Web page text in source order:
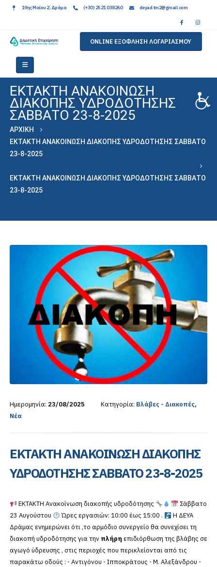
19ης Μαϊου 2, Δράμα (+30) 2521 038260 deyad.tm2@gmail.com
ONLINE ΕΞΟΦΛΗΣΗ ΛΟΓΑΡΙΑΣΜΟΥ
ΕΚΤΑΚΤΗ ΑΝΑΚΟΙΝΩΣΗ
ΔΙΑΚΟΠΗΣ ΥΔΡΟΔΟΤΗΣΗΣ
ΣΑΒΒΑΤΟ 23-8-2025
ΑΡΧΙΚΉ
ΕΚΤΑΚΤΗ ΑΝΑΚΟΙΝΩΣΗ ΔΙΑΚΟΠΗΣ ΥΔΡΟΔΟΤΗΣΗΣ ΣΑΒΒΑΤΟ
23-8-2025
ΕΚΤΑΚΤΗ ΑΝΑΚΟΙΝΩΣΗ ΔΙΑΚΟΠΗΣ ΥΔΡΟΔΟΤΗΣΗΣ ΣΑΒΒΑΤΟ
23-8-2025
Ημερομηνία: 23/08/2025 Κατηγορία: Βλάβες - Διακοπές,
Νέα
ΕΚΤΑΚΤΗ ΑΝΑΚΟΙΝΩΣΗ ΔΙΑΚΟΠΗΣ
ΥΔΡΟΔΟΤΗΣΗΣ ΣΑΒΒΑΤΟ 23-8-2025
ΕΚΤΑΚΤΗ Ανακοίνωση διακοπής υδροδότησης
Σάββατο
23 Αυγούστου
Ώρες εργασιών: 10:00 έως 15:00 .
Η ΔΕΥΑ
Δράμας ενημερώνει ότι ,το αρμόδιο συνεργείο θα συνεχίσει τη
διακοπή υδροδότησης για την πλήρη επιδιόρθωση της βλάβης σε
αγωγό ύδρευσης , στις περιοχές που περικλείονται από τις
παρακάτω οδούς : - Αντιγόνου - Ιπποκράτους - Μ. Αλεξάνδρου -